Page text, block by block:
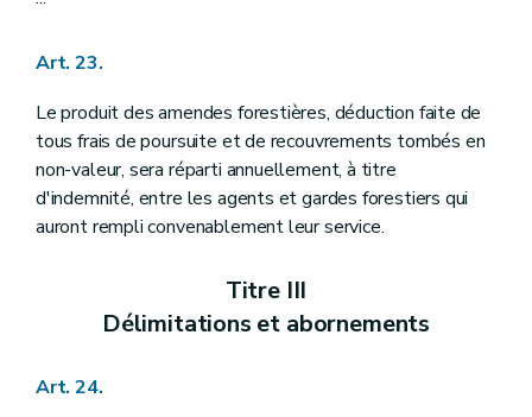
Art. 23.
Le produit des amendes forestières, déduction faite de
tous frais de poursuite et de recouvrements tombés en
non-valeur, sera réparti annuellement, à titre
d'indemnité, entre les agents et gardes forestiers qui
auront rempli convenablement leur service.
Titre III
Délimitations et abornements
Art. 24.